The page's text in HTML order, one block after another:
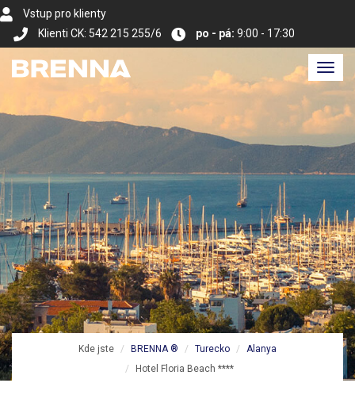
Vstup pro klienty
Klienti CK: 542 215 255/6
po - pá: 9:00 - 17:30
Kde jste BRENNA ® Turecko
Alanya
Hotel Floria Beach ****